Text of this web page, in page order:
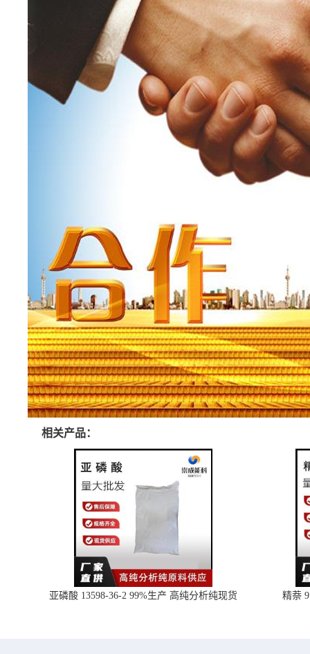
相关产品：
亚磷酸 13598-36-2 99%生产 高纯分析纯现货 精萘